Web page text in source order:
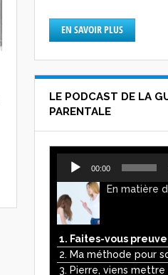
EN SAVOIR PLUS
LE PODCAST DE LA
PARENTALE
Lecteur
audio
00:00
3. Pierre, viens